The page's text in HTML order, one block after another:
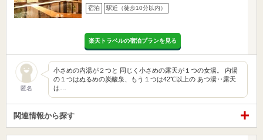
宿泊 駅近（徒歩10分以内）
楽天トラベルの宿泊プランを見る
匿名
小さめの内湯が２つと 同じく小さめの露天が１つの女湯。 内湯
の１つはぬるめの炭酸泉、もう１つは42℃以上の あつ湯‥露天
は…
関連情報から探す